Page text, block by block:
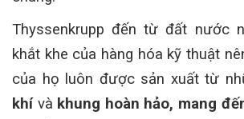
Thyssenkrupp đến từ đất nước
khắt khe của hàng hóa kỹ thuật
của họ luôn được sản xuất từ
khívà khung hoàn hảo, mang